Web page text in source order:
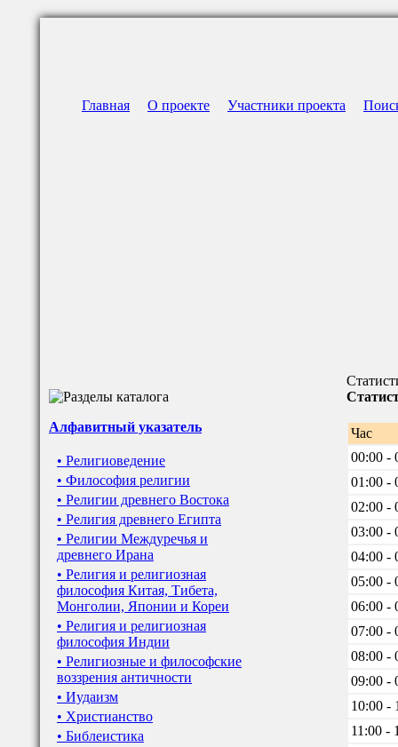
Главная О проекте Участники проекта
Алфавитный указатель
• Религиоведение
• Философия религии
• Религии древнего Востока
• Религия древнего Египта
• Религии Междуречья и
древнего Ирана
• Религия и религиозная
философия Китая, Тибета,
Монголии, Японии и Кореи
• Религия и религиозная
философия Индии
• Религиозные и философские
воззрения античности
• Иудаизм
• Христианство
• Библеистика
Час
00:00 -
01:00 -
02:00 -
03:00 -
04:00 -
05:00 -
06:00 -
07:00 -
08:00 -
09:00 -
10:00 -
11:00 -